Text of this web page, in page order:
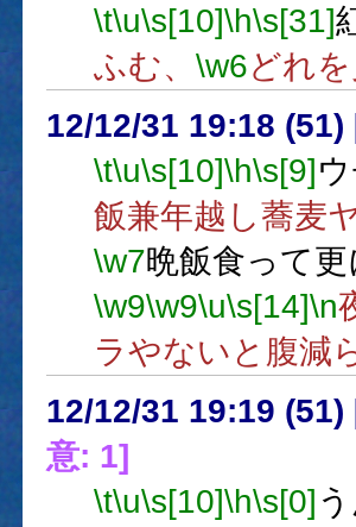
\t\u\s[10]\h\s[31]
ふむ、 \w6どれ
12/12/31 19:18 (51)
\t\u\s[10]\h\s[9]
飯兼年越し蕎麦
\w7晩飯食って
\w9\w9\u\s[14]\n
ラやないと腹減
12/12/31 19:19 (51)
意: 1]
\t\u\s[10]\h\s[0]